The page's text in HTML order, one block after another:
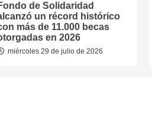
de Solidaridad
un récord histórico
más de 11.000 becas
en 2026
miércoles 29 de julio de 2026